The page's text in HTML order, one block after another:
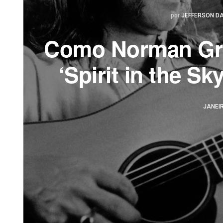
Postado
por JEFFERSON
Como Norman
‘Spirit in the